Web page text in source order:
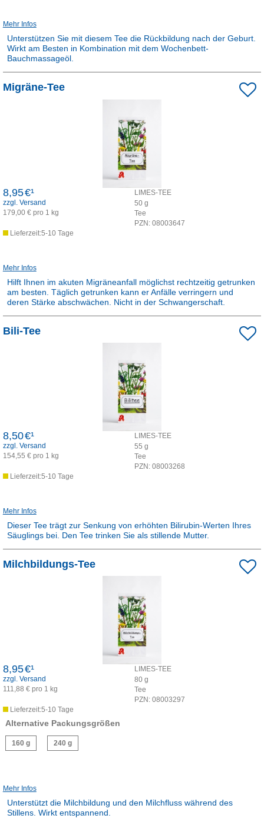
Mehr Infos
Unterstützen Sie mit diesem Tee die Rückbildung nach der Geburt.
Wirkt am Besten in Kombination mit dem Wochenbett-
Bauchmassageöl.
Dieses Produkt ist apothekenpflichtig und wird in der Apotheke für
Migräne-Tee
LIMES-TEE
50 g
Tee
PZN: 08003647
8,95€¹
zzgl. Versand
179,00 € pro 1 kg
Lieferzeit:5-10 Tage
Mehr Infos
Hilft Ihnen im akuten Migräneanfall möglichst rechtzeitig getrunken
am besten. Täglich getrunken kann er Anfälle verringern und
deren Stärke abschwächen. Nicht in der Schwangerschaft.
Dieses Produkt ist apothekenpflichtig und wird in der Apotheke für
Bili-Tee
LIMES-TEE
55 g
Tee
PZN: 08003268
8,50€¹
zzgl. Versand
154,55 € pro 1 kg
Lieferzeit:5-10 Tage
Mehr Infos
Dieser Tee trägt zur Senkung von erhöhten Bilirubin-Werten Ihres
Säuglings bei. Den Tee trinken Sie als stillende Mutter.
Dieses Produkt ist apothekenpflichtig und wird in der Apotheke für
Milchbildungs-Tee
LIMES-TEE
80 g
Tee
PZN: 08003297
8,95€¹
zzgl. Versand
111,88 € pro 1 kg
Lieferzeit:5-10 Tage
Alternative Packungsgrößen
160 g 240 g
Mehr Infos
Unterstützt die Milchbildung und den Milchfluss während des
Stillens. Wirkt entspannend.